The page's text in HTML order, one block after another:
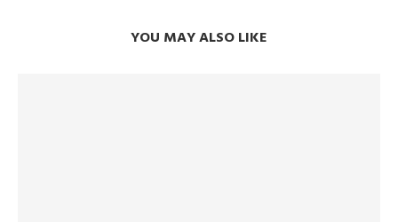
YOU MAY ALSO LIKE